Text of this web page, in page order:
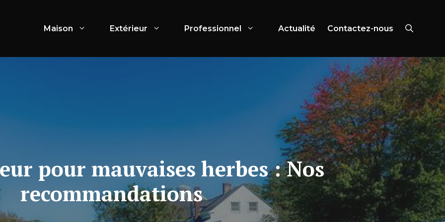
Maison Extérieur Professionnel Actualité Contactez-nous
pour mauvaises herbes : Nos
recommandations